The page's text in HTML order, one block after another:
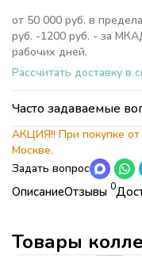
ОписаниеОтзывы 0
Коллекция
Страна
от 50 000 руб. в
руб. -1200 руб. - за
рабочих дней.
Рассчитать доставку в
Часто задаваемые
АКЦИЯ!! При покупке от
Москве.
Задать вопрос
Товары